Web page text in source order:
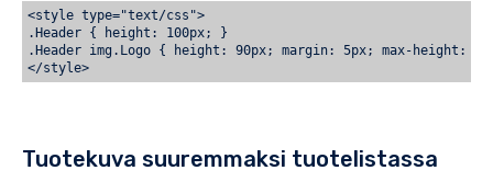
}
/* linkkien värit */
a, a:visited, .Products h2 { color: #333333;}
    float: none;
    display: block;
<style type="text/css">
.Header { height: 100px; }
.Header img.Logo { height: 90px; margin: 5px; max-height:
Tuotekuva suuremmaksi tuotelistassa